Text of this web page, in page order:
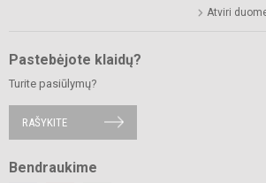
Atviri
Pastebėjote klaidų?
Turite pasiūlymų?
RAŠYKITE
Bendraukime